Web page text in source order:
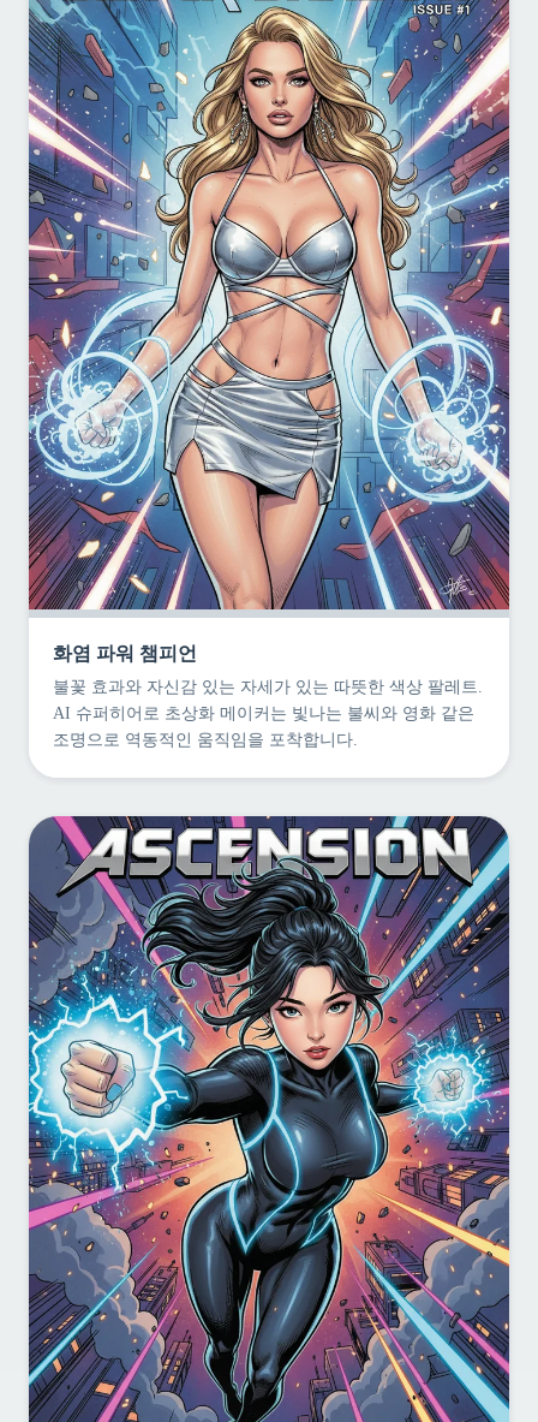
화염 파워 챔피언
불꽃 효과와 자신감 있는 자세가 있는 따뜻한 색상 팔레트.
AI 슈퍼히어로 초상화 메이커는 빛나는 불씨와 영화 같은
조명으로 역동적인 움직임을 포착합니다.